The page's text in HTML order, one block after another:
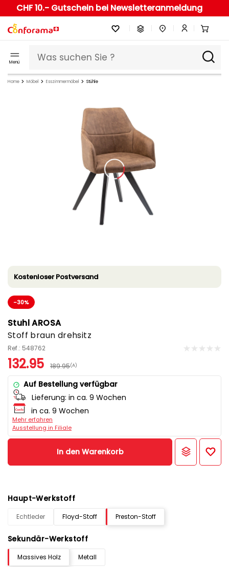
CHF 10.- Gutschein bei Newsletteranmeldung
Menü
Home Möbel Esszimmermöbel Stühle
Kostenloser Postversand
-30%
Stuhl AROSA
Stoff braun drehsitz
Ref.: 548762
132.95 189.95(A)
Auf Bestellung verfügbar
Lieferung: in ca. 9 Wochen
in ca. 9 Wochen
Mehr erfahren
Ausstellung in Filiale
In den Warenkorb
Haupt-Werkstoff
Echtleder Floyd-Stoff Preston-Stoff
Sekundär-Werkstoff
Massives Holz Metall